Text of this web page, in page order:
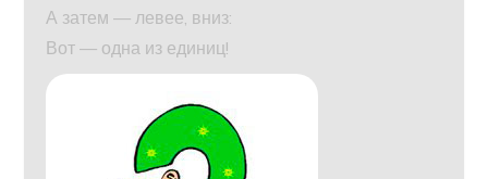
А затем — левее, вниз:
Вот — одна из единиц!